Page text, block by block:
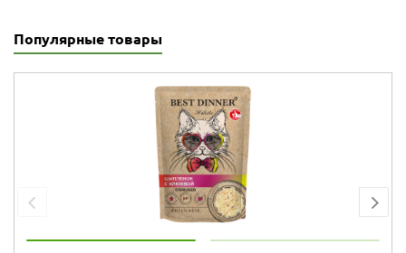
Популярные товары